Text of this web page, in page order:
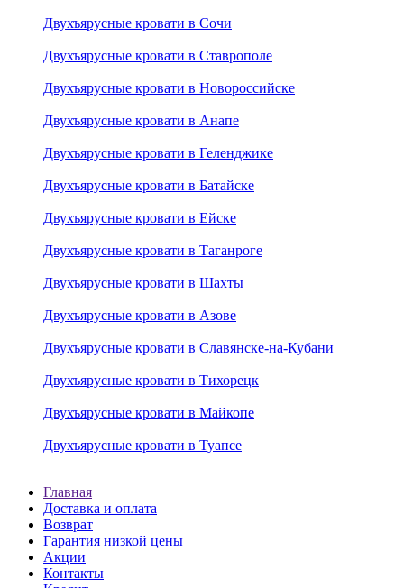
Двухъярусные кровати в Сочи
Двухъярусные кровати в Ставрополе
Двухъярусные кровати в Новороссийске
Двухъярусные кровати в Анапе
Двухъярусные кровати в Геленджике
Двухъярусные кровати в Батайске
Двухъярусные кровати в Ейске
Двухъярусные кровати в Таганроге
Двухъярусные кровати в Шахты
Двухъярусные кровати в Азове
Двухъярусные кровати в Славянске-на-Кубани
Двухъярусные кровати в Тихорецк
Двухъярусные кровати в Майкопе
Двухъярусные кровати в Туапсе
Главная
Доставка и оплата
Возврат
Гарантия низкой цены
Акции
Контакты